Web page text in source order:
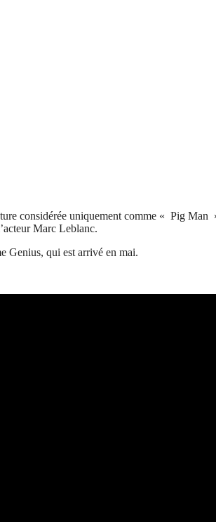
considérée uniquement comme « Pig
Marc Leblanc.
Genius, qui est arrivé en mai.